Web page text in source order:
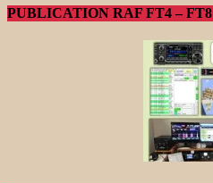
PUBLICATION RAF FT4 – FT8